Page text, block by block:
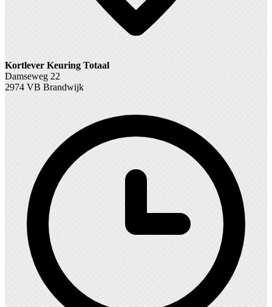
Kortlever Keuring Totaal
Damseweg 22
2974 VB Brandwijk